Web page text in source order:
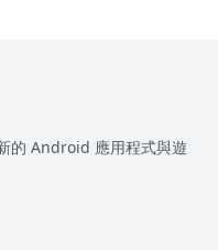
的 Android 應用程式與遊